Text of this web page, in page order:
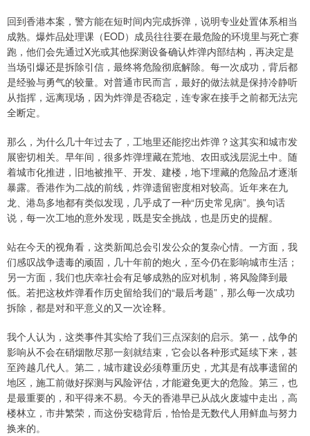
回到香港本案，警方能在短时间内完成拆弹，说明专业处置体系相当
成熟。爆炸品处理课（EOD）成员往往要在最危险的环境里与死亡赛
跑，他们会先通过X光或其他探测设备确认炸弹内部结构，再决定是
当场引爆还是拆除引信，最终将危险彻底解除。每一次成功，背后都
是经验与勇气的较量。对普通市民而言，最好的做法就是保持冷静听
从指挥，远离现场，因为炸弹是否稳定，连专家在接手之前都无法完
全断定。
那么，为什么几十年过去了，工地里还能挖出炸弹？这其实和城市发
展密切相关。早年间，很多炸弹埋藏在荒地、农田或浅层泥土中。随
着城市化推进，旧地被推平、开发、建楼，地下埋藏的危险品才逐渐
暴露。香港作为二战的前线，炸弹遗留密度相对较高。近年来在九
龙、港岛多地都有类似发现，几乎成了一种“历史常见病”。换句话
说，每一次工地的意外发现，既是安全挑战，也是历史的提醒。
站在今天的视角看，这类新闻总会引发公众的复杂心情。一方面，我
们感叹战争遗毒的顽固，几十年前的炮火，至今仍在影响城市生活；
另一方面，我们也庆幸社会有足够成熟的应对机制，将风险降到最
低。若把这枚炸弹看作历史留给我们的“最后考题”，那么每一次成功
拆除，都是对和平意义的又一次诠释。
我个人认为，这类事件其实给了我们三点深刻的启示。第一，战争的
影响从不会在硝烟散尽那一刻就结束，它会以各种形式延续下来，甚
至跨越几代人。第二，城市建设必须尊重历史，尤其是有战事遗留的
地区，施工前做好探测与风险评估，才能避免更大的危险。第三，也
是最重要的，和平得来不易。今天的香港早已从战火废墟中走出，高
楼林立，市井繁荣，而这份安稳背后，恰恰是无数代人用鲜血与努力
换来的。